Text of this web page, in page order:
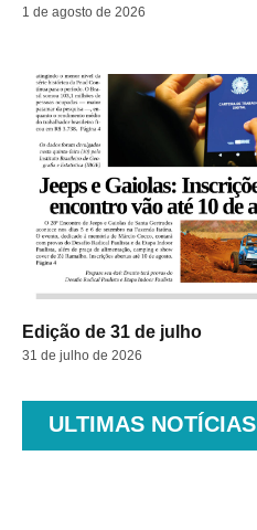
1 de agosto de 2026
Edição de 31 de julho
31 de julho de 2026
ULTIMAS NOTÍCIAS